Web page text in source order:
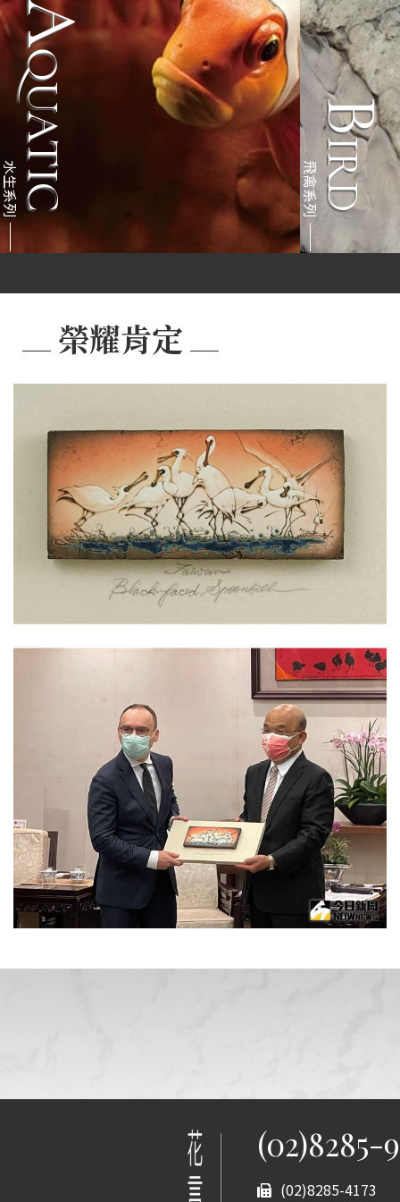
A
Q
U
A
T
I
C
水生系列
B
I
R
D
飛禽系列
榮耀肯定
(02)8285-
(02)8285-4173